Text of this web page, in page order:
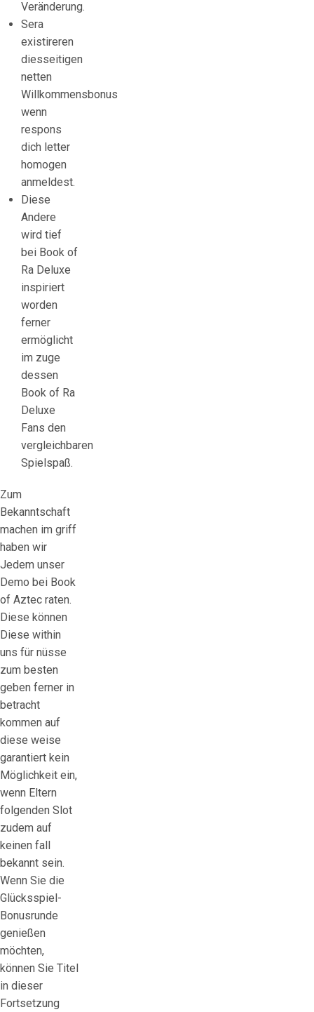
Veränderung.
Sera
existireren
diesseitigen
netten
Willkommensbonus
wenn
respons
dich letter
homogen
anmeldest.
Diese
Andere
wird tief
bei Book of
Ra Deluxe
inspiriert
worden
ferner
ermöglicht
im zuge
dessen
Book of Ra
Deluxe
Fans den
vergleichbaren
Spielspaß.
Zum
Bekanntschaft
machen im griff
haben wir
Jedem unser
Demo bei Book
of Aztec raten.
Diese können
Diese within
uns für nüsse
zum besten
geben ferner in
betracht
kommen auf
diese weise
garantiert kein
Möglichkeit ein,
wenn Eltern
folgenden Slot
zudem auf
keinen fall
bekannt sein.
Wenn Sie die
Glücksspiel-
Bonusrunde
genießen
möchten,
können Sie Titel
in dieser
Fortsetzung